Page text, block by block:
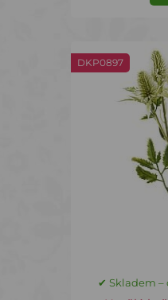
DKP0897
✔ Skladem –